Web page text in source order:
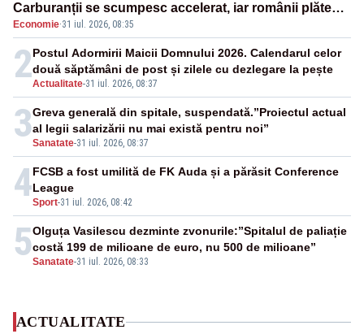
Carburanții se scumpesc accelerat, iar românii plătesc
nota de plată
Economie·31 iul. 2026, 08:35
2Actualitate-31 iul. 2026, 08:37
Postul Adormirii Maicii Domnului 2026. Calendarul celor
două săptămâni de post și zilele cu dezlegare la pește
3Sanatate-31 iul. 2026, 08:37
Greva generală din spitale, suspendată.”Proiectul actual
al legii salarizării nu mai există pentru noi”
4Sport-31 iul. 2026, 08:42
FCSB a fost umilită de FK Auda și a părăsit Conference
League
5Sanatate-31 iul. 2026, 08:33
Olguța Vasilescu dezminte zvonurile:”Spitalul de paliație
costă 199 de milioane de euro, nu 500 de milioane”
ACTUALITATE